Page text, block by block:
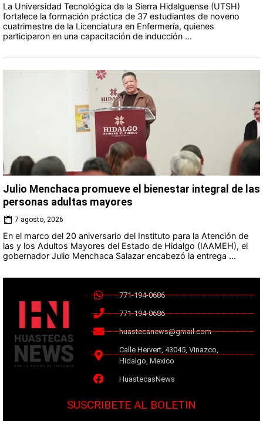
La Universidad Tecnológica de la Sierra Hidalguense (UTSH)
fortalece la formación práctica de 37 estudiantes de noveno
cuatrimestre de la Licenciatura en Enfermería, quienes
participaron en una capacitación de inducción ...
Julio Menchaca promueve el bienestar integral de las
personas adultas mayores
7 agosto, 2026
En el marco del 20 aniversario del Instituto para la Atención de
las y los Adultos Mayores del Estado de Hidalgo (IAAMEH), el
gobernador Julio Menchaca Salazar encabezó la entrega ...
771-194-0686
771-194-0686
huastecanews@gmail.com
Calle Hervert, 43045, Vinazco,
Hidalgo, Mexico
HuastecasNews
SUSCRIBETE AL BOLETIN